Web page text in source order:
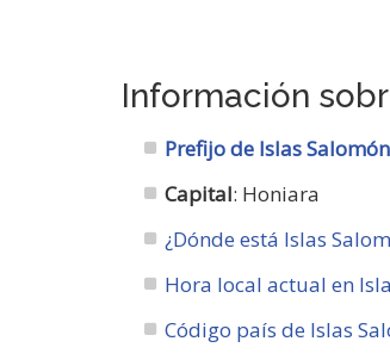
Información
Prefijo de Islas Salomón
Capital: Honiara
¿Dónde está Islas
Hora local actual en
Código país de Islas